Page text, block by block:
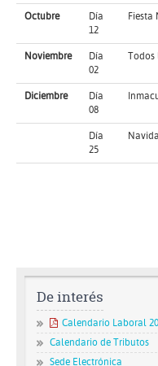
Octubre
Día
12
Fiesta
Noviembre
Día
02
Todos
Diciembre
Día
08
Día
25
De interés
Calendario Laboral
Calendario de Tributos
Sede Electrónica